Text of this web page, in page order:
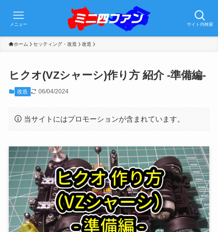
サイト内検索
メニュー
ホーム セッティング・改造 改造
ヒクオ(VZシャーシ)作り方 紹介 -準備編-
改造 06/04/2024
当サイトにはプロモーションが含まれています。